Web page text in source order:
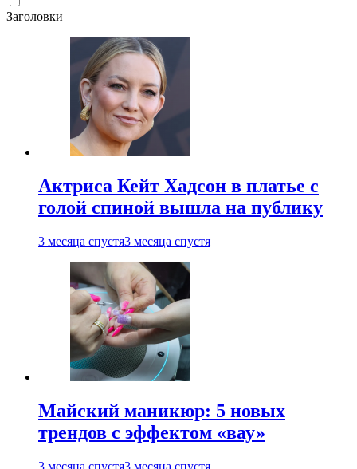
Заголовки
Актриса Кейт Хадсон в платье с
голой спиной вышла на публику
3 месяца спустя3 месяца спустя
Майский маникюр: 5 новых
трендов с эффектом «вау»
3 месяца спустя3 месяца спустя